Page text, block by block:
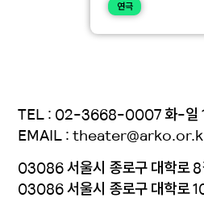
연극
TEL : 02-3668-0007 화-일
EMAIL :
03086 서울시 종로구 대학로 8
03086 서울시 종로구 대학로